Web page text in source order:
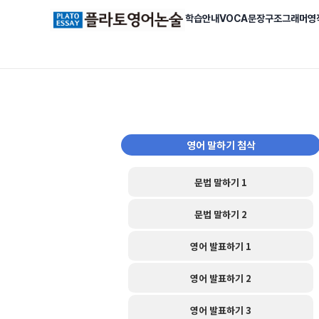
학습안내VOCA문장구조그래머영
영어 말하기 첨삭
문법 말하기 1
문법 말하기 2
영어 발표하기 1
영어 발표하기 2
영어 발표하기 3